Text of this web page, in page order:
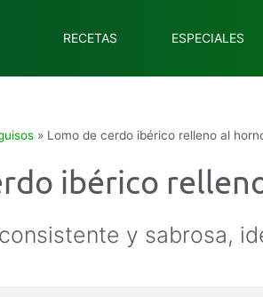
RECETAS ESPECIALES
» Lomo de cerdo ibérico relleno al
ibérico
y sabrosa,